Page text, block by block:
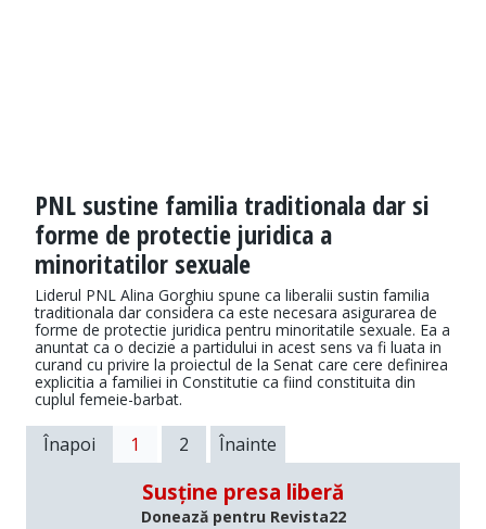
PNL sustine familia traditionala dar si
forme de protectie juridica a
minoritatilor sexuale
Liderul PNL Alina Gorghiu spune ca liberalii sustin familia
traditionala dar considera ca este necesara asigurarea de
forme de protectie juridica pentru minoritatile sexuale. Ea a
anuntat ca o decizie a partidului in acest sens va fi luata in
curand cu privire la proiectul de la Senat care cere definirea
explicitia a familiei in Constitutie ca fiind constituita din
cuplul femeie-barbat.
Înapoi 1 2 Înainte
Susține presa liberă
Donează pentru Revista22